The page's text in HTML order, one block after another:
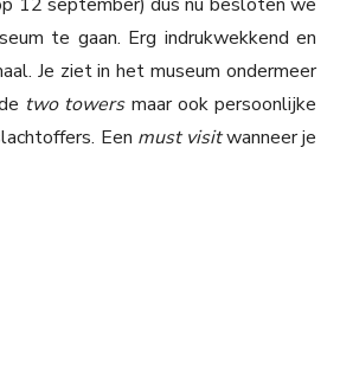
te gaan. Erg indrukwekkend en
Je ziet in het museum ondermeer
two towersmaar ook persoonlijke
Een must visitwanneer je